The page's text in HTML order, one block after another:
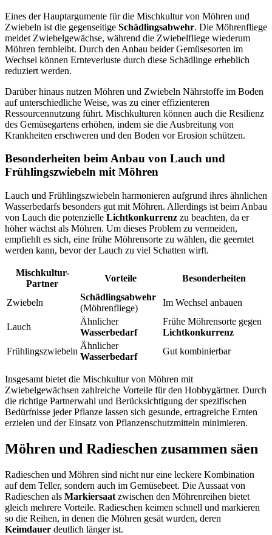
Eines der Hauptargumente für die Mischkultur von Möhren und
Zwiebeln ist die gegenseitige Schädlingsabwehr. Die Möhrenfliege
meidet Zwiebelgewächse, während die Zwiebelfliege wiederum
Möhren fernbleibt. Durch den Anbau beider Gemüsesorten im
Wechsel können Ernteverluste durch diese Schädlinge erheblich
reduziert werden.
Darüber hinaus nutzen Möhren und Zwiebeln Nährstoffe im Boden
auf unterschiedliche Weise, was zu einer effizienteren
Ressourcennutzung führt. Mischkulturen können auch die Resilienz
des Gemüsegartens erhöhen, indem sie die Ausbreitung von
Krankheiten erschweren und den Boden vor Erosion schützen.
Besonderheiten beim Anbau von Lauch und
Frühlingszwiebeln mit Möhren
Lauch und Frühlingszwiebeln harmonieren aufgrund ihres ähnlichen
Wasserbedarfs besonders gut mit Möhren. Allerdings ist beim Anbau
von Lauch die potenzielle Lichtkonkurrenz zu beachten, da er
höher wächst als Möhren. Um dieses Problem zu vermeiden,
empfiehlt es sich, eine frühe Möhrensorte zu wählen, die geerntet
werden kann, bevor der Lauch zu viel Schatten wirft.
Mischkultur-
Partner
Vorteile Besonderheiten
Zwiebeln
Schädlingsabwehr
(Möhrenfliege)
Im Wechsel anbauen
Lauch
Ähnlicher
Wasserbedarf
Frühe Möhrensorte gegen
Lichtkonkurrenz
Frühlingszwiebeln
Ähnlicher
Wasserbedarf
Gut kombinierbar
Insgesamt bietet die Mischkultur von Möhren mit
Zwiebelgewächsen zahlreiche Vorteile für den Hobbygärtner. Durch
die richtige Partnerwahl und Berücksichtigung der spezifischen
Bedürfnisse jeder Pflanze lassen sich gesunde, ertragreiche Ernten
erzielen und der Einsatz von Pflanzenschutzmitteln minimieren.
Möhren und Radieschen zusammen säen
Radieschen und Möhren sind nicht nur eine leckere Kombination
auf dem Teller, sondern auch im Gemüsebeet. Die Aussaat von
Radieschen als Markiersaat zwischen den Möhrenreihen bietet
gleich mehrere Vorteile. Radieschen keimen schnell und markieren
so die Reihen, in denen die Möhren gesät wurden, deren
Keimdauer deutlich länger ist.